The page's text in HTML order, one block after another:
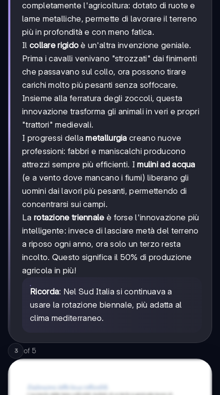
completamente l'agricoltura: dotato di ruote e
lame metalliche, permette di lavorare il terreno
più in profondità e con meno fatica.
Il collare rigido è un'altra invenzione geniale.
Prima i cavalli venivano "strozzati" dai finimenti
che passavano sul collo, ora possono tirare
carichi molto più pesanti senza soffocare.
Insieme alla ferratura degli zoccoli, questa
innovazione trasforma gli animali in veri e propri
"trattori" medievali.
I progressi dellametallurgia creano nuove
professioni: fabbri e maniscalchi producono
attrezzi sempre più efficienti. Imulini ad acqua
(e a vento dove mancano i fiumi) liberano gli
uomini dai lavori più pesanti, permettendo di
concentrarsi sui campi.
La rotazione triennale è forse l'innovazione più
intelligente: invece di lasciare metà del terreno
a riposo ogni anno, ora solo un terzo resta
incolto. Questo significa il 50% di produzione
agricola in più!
Ricorda: Nel Sud Italia si continuava a
usare la rotazione biennale, più adatta al
clima mediterraneo.
3 of 5